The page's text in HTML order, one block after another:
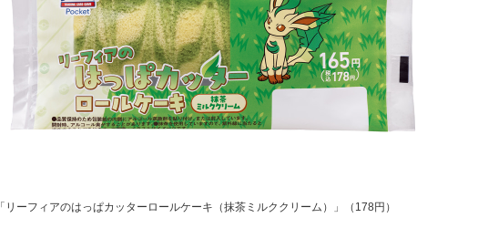
「リーフィアのはっぱカッターロールケーキ（抹茶ミルククリーム）」（178円）